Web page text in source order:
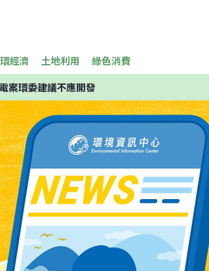
經濟 土地利用 綠色消費
案環委建議不應開發